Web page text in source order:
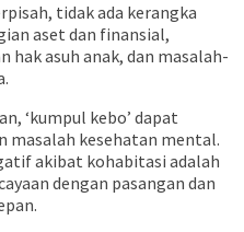
tidak ada kerangka
aset dan finansial,
hak asuh anak, dan masalah-
‘kumpul kebo’ dapat
masalah kesehatan mental.
akibat kohabitasi adalah
dengan pasangan dan